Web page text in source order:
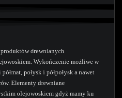
drewnianych
Wykończenie możliwe w
połysk i półpołysk a nawet
Elementy drewniane
olejowoskiem gdyż mamy ku